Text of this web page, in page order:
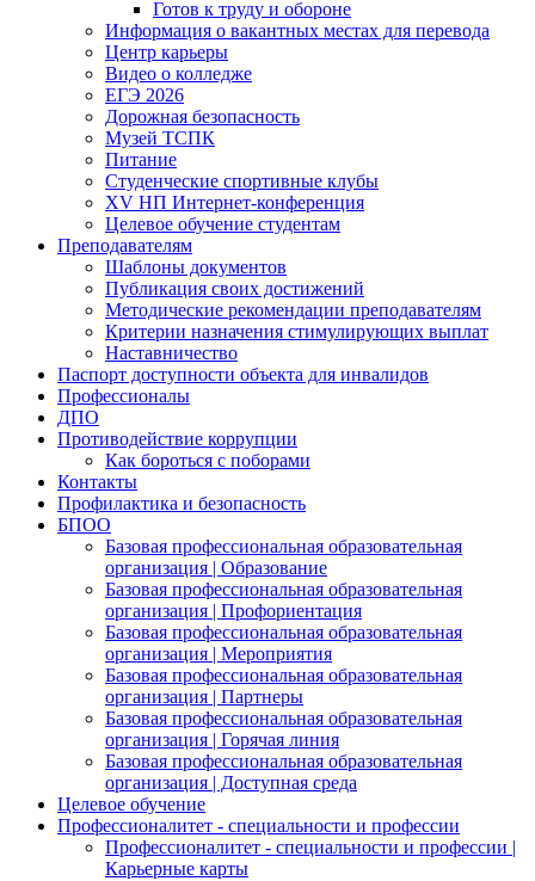
Готов к труду и обороне
Информация о вакантных местах для перевода
Центр карьеры
Видео о колледже
ЕГЭ 2026
Дорожная безопасность
Музей ТСПК
Питание
Студенческие спортивные клубы
XV НП Интернет-конференция
Целевое обучение студентам
Преподавателям
Шаблоны документов
Публикация своих достижений
Методические рекомендации преподавателям
Критерии назначения стимулирующих выплат
Наставничество
Паспорт доступности объекта для инвалидов
Профессионалы
ДПО
Противодействие коррупции
Как бороться с поборами
Контакты
Профилактика и безопасность
БПОО
Базовая профессиональная образовательная
организация | Образование
Базовая профессиональная образовательная
организация | Профориентация
Базовая профессиональная образовательная
организация | Мероприятия
Базовая профессиональная образовательная
организация | Партнеры
Базовая профессиональная образовательная
организация | Горячая линия
Базовая профессиональная образовательная
организация | Доступная среда
Целевое обучение
Профессионалитет - специальности и профессии
Профессионалитет - специальности и профессии |
Карьерные карты